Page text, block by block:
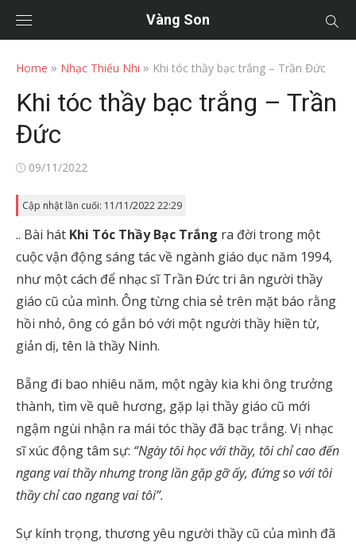
Vàng Son
Home » Nhạc Thiếu Nhi » Khi tóc thầy bạc trắng – Trần Đức
Khi tóc thầy bạc trắng – Trần
Đức
Posted
09/11/2022
Cập nhật lần cuối: 11/11/2022 22:29
.. Bài hát Khi Tóc Thầy Bạc Trắng ra đời trong một
cuộc vận động sáng tác về ngành giáo dục năm 1994,
như một cách để nhạc sĩ Trần Đức tri ân người thầy
giáo cũ của mình. Ông từng chia sẻ trên mặt báo rằng
hồi nhỏ, ông có gắn bó với một người thầy hiền từ,
giản dị, tên là thầy Ninh.
Bẵng đi bao nhiêu năm, một ngày kia khi ông trưởng
thành, tìm về quê hương, gặp lại thầy giáo cũ mới
ngậm ngùi nhận ra mái tóc thầy đã bạc trắng. Vị nhạc
sĩ xúc động tâm sự: “Ngày tôi học với thầy, tôi chỉ cao đến
ngang vai thầy nhưng trong lần gặp gỡ ấy, đứng so với tôi
thầy chỉ cao ngang vai tôi”.
Sự kính trọng, thương yêu người thầy cũ của mình đã